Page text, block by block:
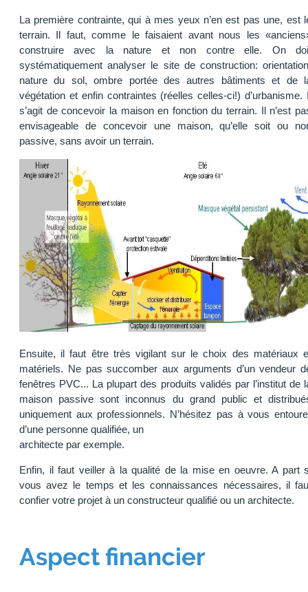
La première contrainte, qui à mes yeux n’en est pas une, est
terrain. Il faut, comme le faisaient avant nous les
construire avec la nature et non contre elle. On
systématiquement analyser le site de construction:
nature du sol, ombre portée des autres bâtiments et de
végétation et enfin contraintes (réelles celles-ci!) d’urbanisme.
s’agit de concevoir la maison en fonction du terrain. Il n’est
envisageable de concevoir une maison, qu’elle soit ou
passive, sans avoir un terrain.
Ensuite, il faut être très vigilant sur le choix des matériaux
matériels. Ne pas succomber aux arguments d’un vendeur
fenêtres PVC... La plupart des produits validés par l’institut de
maison passive sont inconnus du grand public et
uniquement aux professionnels. N’hésitez pas à vous
d’une personne qualifiée, un
architecte par exemple.
Enfin, il faut veiller à la qualité de la mise en oeuvre. A part
vous avez le temps et les connaissances nécessaires, il
confier votre projet à un constructeur qualifié ou un architecte.
Aspect financier